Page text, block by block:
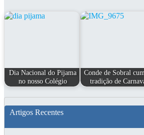
Dia Nacional do Pijama
no nosso Colégio
Conde de Sobral
tradição de
Artigos Recentes